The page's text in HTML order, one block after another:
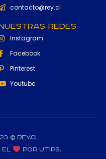
contacto@rey.cl
Redes
Instagram
Facebook
Pinterest
Youtube
© rey.cl
el
por Utips.